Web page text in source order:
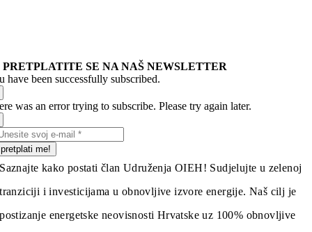
PRETPLATITE SE NA NAŠ NEWSLETTER
have been successfully subscribed.
was an error trying to subscribe. Please try again later.
pretplati me!
Saznajte kako postati član Udruženja OIEH! Sudjelujte u zelenoj
tranziciji i investicijama u obnovljive izvore energije. Naš cilj je
postizanje energetske neovisnosti Hrvatske uz 100% obnovljive